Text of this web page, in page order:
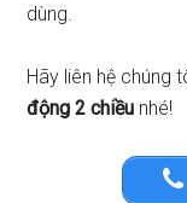
dùng.
Hãy liên hệ chúng
động 2 chiều nhé!